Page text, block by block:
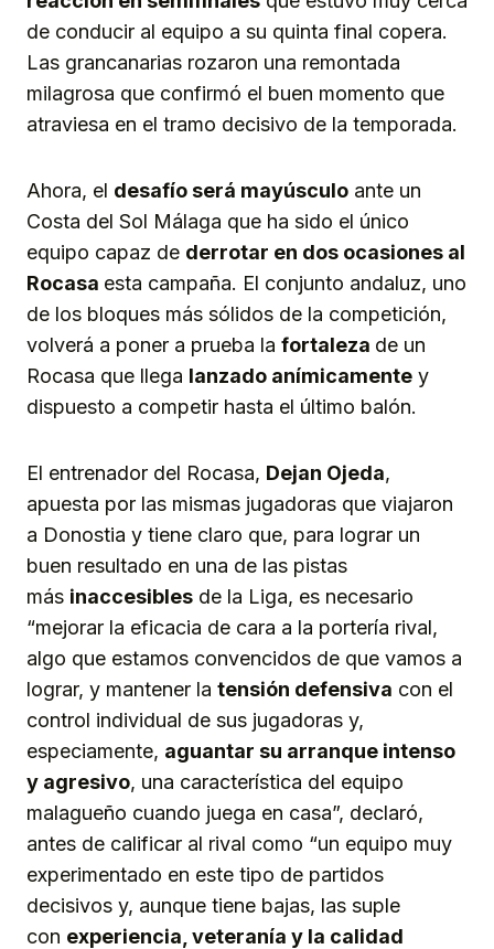
de conducir al equipo a su quinta final copera.
Las grancanarias rozaron una remontada
milagrosa que confirmó el buen momento que
atraviesa en el tramo decisivo de la temporada.
Ahora, el desafío será mayúsculo ante un
Costa del Sol Málaga que ha sido el único
equipo capaz de derrotar en dos ocasiones al
Rocasa esta campaña. El conjunto andaluz, uno
de los bloques más sólidos de la competición,
volverá a poner a prueba la fortaleza de un
Rocasa que llega lanzado anímicamente y
dispuesto a competir hasta el último balón.
El entrenador del Rocasa, Dejan Ojeda,
apuesta por las mismas jugadoras que viajaron
a Donostia y tiene claro que, para lograr un
buen resultado en una de las pistas
más inaccesibles de la Liga, es necesario
“mejorar la eficacia de cara a la portería rival,
algo que estamos convencidos de que vamos a
lograr, y mantener la tensión defensiva con el
control individual de sus jugadoras y,
especiamente, aguantar su arranque intenso
y agresivo, una característica del equipo
malagueño cuando juega en casa”, declaró,
antes de calificar al rival como “un equipo muy
experimentado en este tipo de partidos
decisivos y, aunque tiene bajas, las suple
con experiencia, veteranía y la calidad